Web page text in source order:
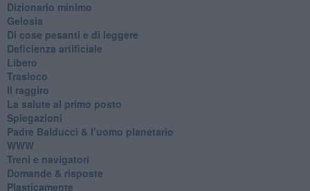
​Dizionario minimo
Gelosia
Di cose pesanti e di leggere
​Deficienza artificiale
Libero
Trasloco
Il raggiro
​La salute al primo posto
Spiegazioni
Padre Balducci & l’uomo planetario
WWW
​Treni e navigatori
​Domande & risposte
​Plasticamente